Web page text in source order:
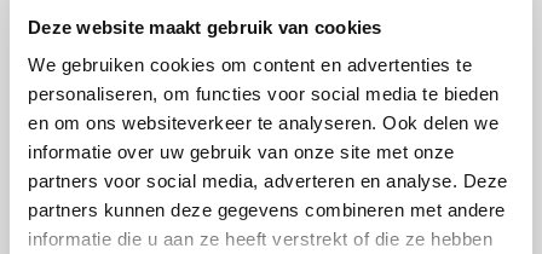
Deze website maakt gebruik van cookies
We gebruiken cookies om content en advertenties te
personaliseren, om functies voor social media te bieden
en om ons websiteverkeer te analyseren. Ook delen we
informatie over uw gebruik van onze site met onze
partners voor social media, adverteren en analyse. Deze
partners kunnen deze gegevens combineren met andere
informatie die u aan ze heeft verstrekt of die ze hebben
Vidaxl Lampenlicht.be Adidas Hotels.com
DectDirect